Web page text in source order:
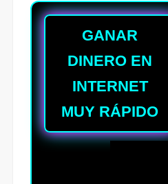
GANAR
DINERO EN
INTERNET
MUY RÁPIDO